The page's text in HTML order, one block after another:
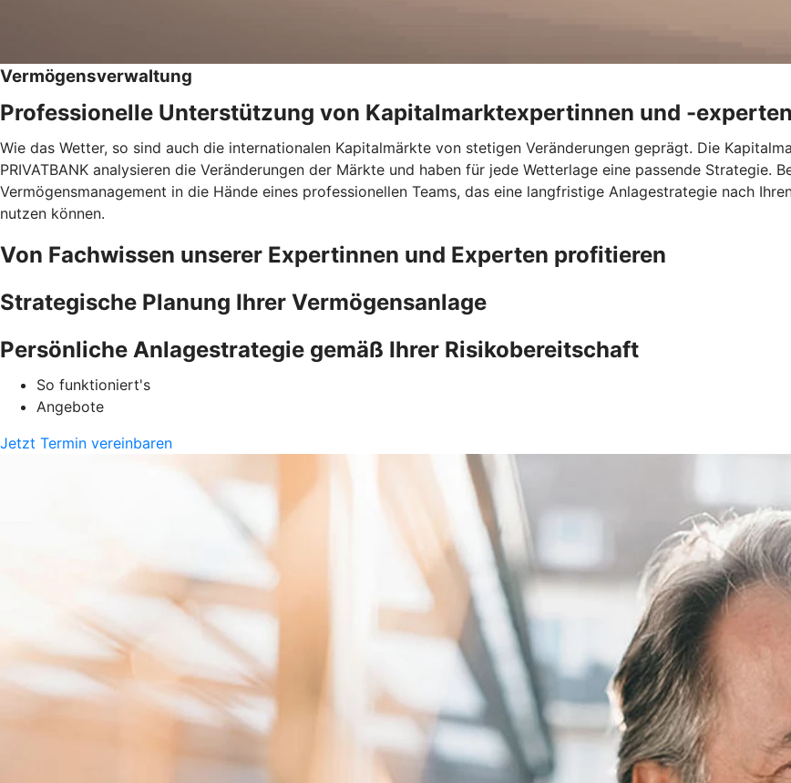
Vermögensverwaltung
Professionelle Unterstützung von Kapitalmarktexpertinnen und -experten
Wie das Wetter, so sind auch die internationalen Kapitalmärkte von stetigen Veränderungen geprägt. Die
PRIVATBANK analysieren die Veränderungen der Märkte und haben für jede Wetterlage eine passende Strategie.
Vermögensmanagement in die Hände eines professionellen Teams, das eine langfristige Anlagestrategie nach
nutzen können.
Von Fachwissen unserer Expertinnen und Experten profitieren
Strategische Planung Ihrer Vermögensanlage
Persönliche Anlagestrategie gemäß Ihrer Risikobereitschaft
So funktioniert's
Angebote
Jetzt Termin vereinbaren